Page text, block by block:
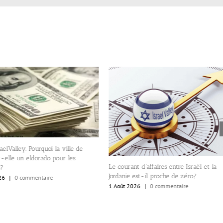
Pourquoi la ville de
elle un eldorado pour les
| 0 commentaire
Le courant d’affaires entre Israël et la
Jordanie est-il proche de zéro?
1 Août 2026 | 0 commentaire